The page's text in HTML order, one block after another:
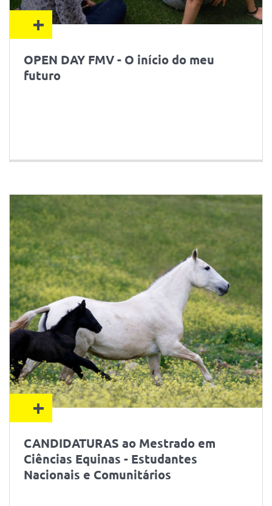
+
OPEN DAY FMV - O início do meu
futuro
+
CANDIDATURAS ao Mestrado em
Ciências Equinas - Estudantes
Nacionais e Comunitários